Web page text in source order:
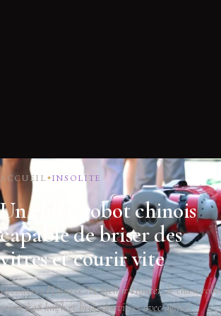
ACCUEIL INSOLITE
Un chien robot chinois
capable de briser des
vitres et courir vite
Découvrez l'Unitree A2 Stellar Hunter, le chien
court à 18 km/h et brise des vitres avec agilité.